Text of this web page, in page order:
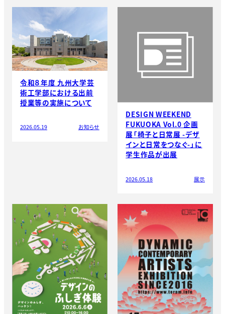
令和８年度 九州大学芸
術工学部における出前
授業等の実施について
2026.05.19 お知らせ
DESIGN WEEKEND
FUKUOKA Vol.0 企画
展「椅子と日常展 -デザ
インと日常をつなぐ-」に
学生作品が出展
2026.05.18 展示